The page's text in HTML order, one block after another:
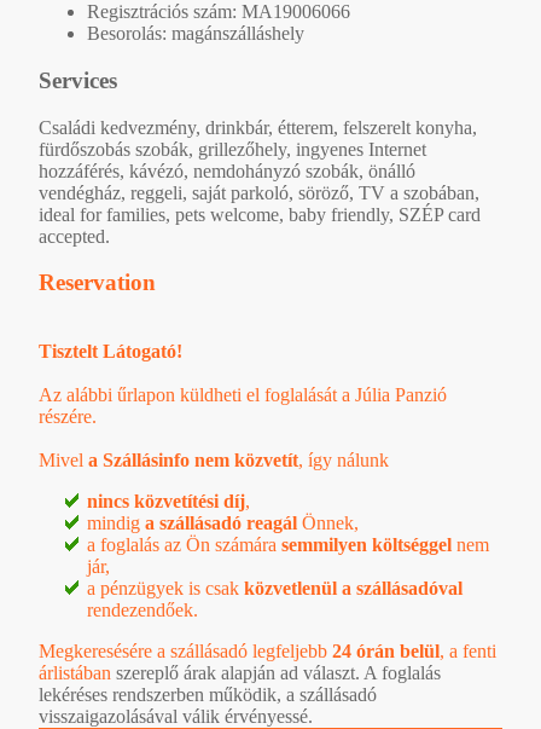
Regisztrációs szám: MA19006066
Besorolás: magánszálláshely
Services
Családi kedvezmény, drinkbár, étterem, felszerelt konyha,
fürdőszobás szobák, grillezőhely, ingyenes Internet
hozzáférés, kávézó, nemdohányzó szobák, önálló
vendégház, reggeli, saját parkoló, söröző, TV a szobában,
ideal for families, pets welcome, baby friendly, SZÉP card
accepted.
Reservation
Tisztelt Látogató!
Az alábbi űrlapon küldheti el foglalását a Júlia Panzió
részére.
Mivel a Szállásinfo nem közvetít, így nálunk
nincs közvetítési díj,
mindig a szállásadó reagál Önnek,
a foglalás az Ön számára semmilyen költséggel nem
jár,
a pénzügyek is csak közvetlenül a szállásadóval
rendezendőek.
Megkeresésére a szállásadó legfeljebb 24 órán belül, a fenti
árlistában szereplő árak alapján ad választ. A foglalás
lekéréses rendszerben működik, a szállásadó
visszaigazolásával válik érvényessé.